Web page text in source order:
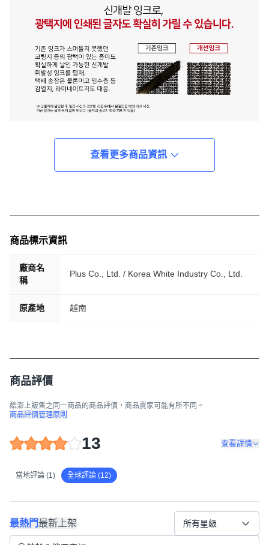
查看更多商品資訊
商品標示資訊
廠商名
稱
Plus Co., Ltd. / Korea White Industry Co., Ltd.
原產地 越南
商品評價
酷澎上販售之同一商品的商品評價，商品賣家可能有所不同。
商品評價管理原則
13 查看詳情
當地評論 (1) 全球評論 (12)
最熱門最新上架 所有星級